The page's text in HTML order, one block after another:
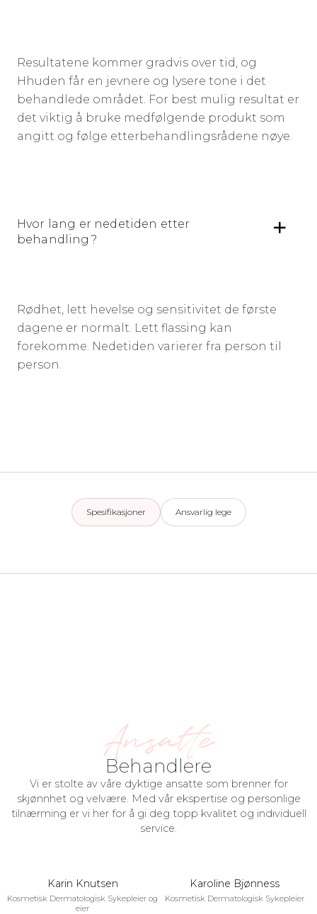
Spesifikasjoner
Ansvarlig lege
Resultatene kommer gradvis over tid, og
Hhuden får en jevnere og lysere tone i det
behandlede området. For best mulig resultat er
det viktig å bruke medfølgende produkt som
angitt og følge etterbehandlingsrådene nøye.
Hvor lang er nedetiden etter
behandling?
Rødhet, lett hevelse og sensitivitet de første
dagene er normalt. Lett flassing kan
forekomme. Nedetiden varierer fra person til
person.
Ansatte
Behandlere
Vi er stolte av våre dyktige ansatte som brenner for
skjønnhet og velvære. Med vår ekspertise og personlige
tilnærming er vi her for å gi deg topp kvalitet og individuell
service.
Karin Knutsen
Kosmetisk Dermatologisk Sykepleier og
eier
Karoline Bjønness
Kosmetisk Dermatologisk Sykepleier